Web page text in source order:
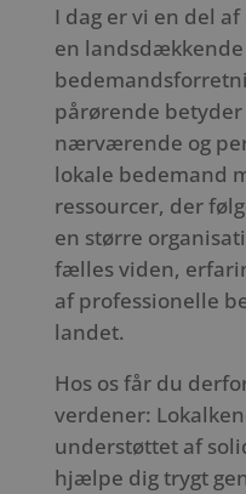
I dag er vi en del
en
pårørende
nærværende og
lokale bedemand
ressourcer, der
en større
fælles viden,
af professionelle
landet.
Hos os får du
verdener:
understøttet af
hjælpe dig trygt